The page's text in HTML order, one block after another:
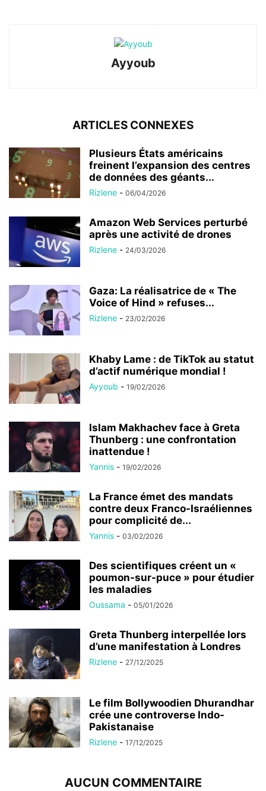
Ayyoub
ARTICLES CONNEXES
Plusieurs États américains
freinent l’expansion des centres
de données des géants...
Rizlene - 06/04/2026
Amazon Web Services perturbé
après une activité de drones
Rizlene - 24/03/2026
Gaza: La réalisatrice de « The
Voice of Hind » refuses...
Rizlene - 23/02/2026
Khaby Lame : de TikTok au statut
d’actif numérique mondial !
Ayyoub - 19/02/2026
Islam Makhachev face à Greta
Thunberg : une confrontation
inattendue !
Yannis - 19/02/2026
La France émet des mandats
contre deux Franco-Israéliennes
pour complicité de...
Yannis - 03/02/2026
Des scientifiques créent un «
poumon-sur-puce » pour étudier
les maladies
Oussama - 05/01/2026
Greta Thunberg interpellée lors
d’une manifestation à Londres
Rizlene - 27/12/2025
Le film Bollywoodien Dhurandhar
crée une controverse Indo-
Pakistanaise
Rizlene - 17/12/2025
AUCUN COMMENTAIRE